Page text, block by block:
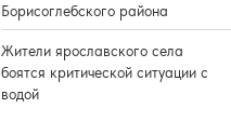
Борисоглебского района
Жители ярославского села
боятся критической ситуации с
водой